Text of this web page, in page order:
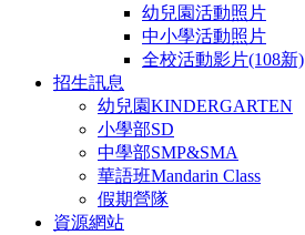
幼兒園活動照片
中小學活動照片
全校活動影片(108新)
招生訊息
幼兒園KINDERGARTEN
小學部SD
中學部SMP&SMA
華語班Mandarin Class
假期營隊
資源網站